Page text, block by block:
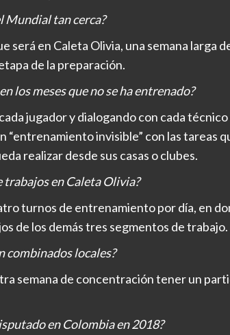
Mundial tan cerca?
será en Caleta Olivia, una semana larga
de la preparación.
los meses que no se ha entrenado?
jugador y dialogando con cada técnico
“entrenamiento invisible” con las tareas
realizar desde sus casas o clubes.
trabajos en Caleta Olivia?
turnos de entrenamiento por día, en
de los demás tres segmentos de trabajo.
combinados locales?
semana de concentración tener un
en Colombia en 2018?